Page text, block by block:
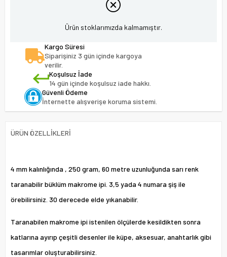
Ürün stoklarımızda kalmamıştır.
Kargo Süresi
Siparişiniz 3 gün içinde kargoya
verilir.
Koşulsuz İade
14 gün içinde koşulsuz iade hakkı.
Güvenli Ödeme
İnternette alışverişe koruma sistemi.
ÜRÜN ÖZELLIKLERI
4 mm kalınlığında , 250 gram, 60 metre uzunluğunda sarı renk
taranabilir büklüm makrome ipi. 3,5 yada 4 numara şiş ile
örebilirsiniz. 30 derecede elde yıkanabilir.
Taranabilen makrome ipi istenilen ölçülerde kesildikten sonra
katlarına ayırıp çeşitli desenler ile küpe, aksesuar, anahtarlık gibi
tasarımlar oluşturabilirsiniz.